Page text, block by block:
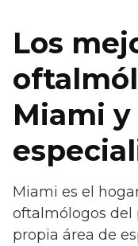
Los
Miami y
Miami es el
oftalmólogos del
propia área de